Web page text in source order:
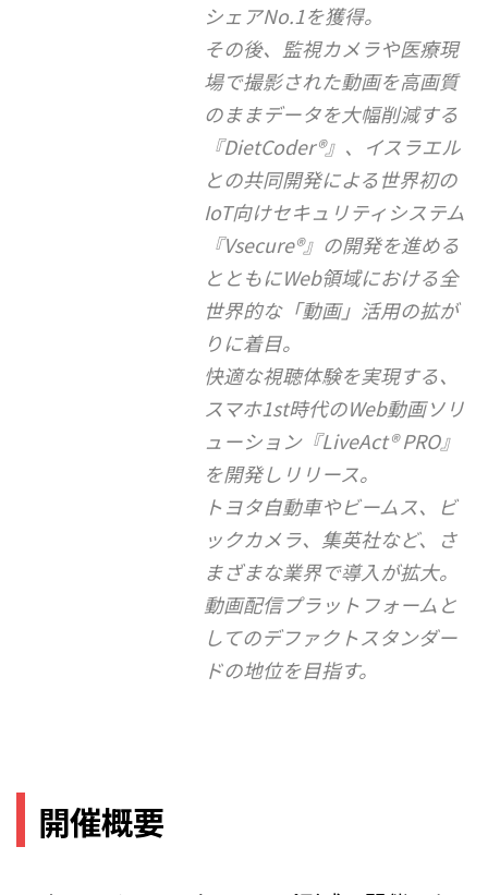
シェアNo.1を獲得。
その後、監視カメラや医療現
場で撮影された動画を高画質
のままデータを大幅削減する
『DietCoder®』、イスラエル
との共同開発による世界初の
IoT向けセキュリティシステム
『Vsecure®』の開発を進める
とともにWeb領域における全
世界的な「動画」活用の拡が
りに着目。
快適な視聴体験を実現する、
スマホ1st時代のWeb動画ソリ
ューション『LiveAct® PRO』
を開発しリリース。
トヨタ自動車やビームス、ビ
ックカメラ、集英社など、さ
まざまな業界で導入が拡大。
動画配信プラットフォームと
してのデファクトスタンダー
ドの地位を目指す。
開催概要